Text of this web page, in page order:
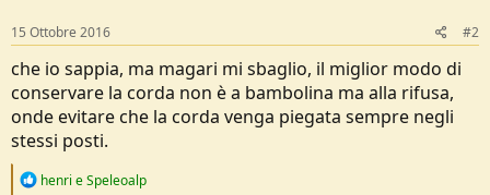
:
15 Ottobre 2016 #2
che io sappia, ma magari mi sbaglio, il miglior modo di
conservare la corda non è a bambolina ma alla rifusa,
onde evitare che la corda venga piegata sempre negli
stessi posti.
R
henri eSpeleoalp